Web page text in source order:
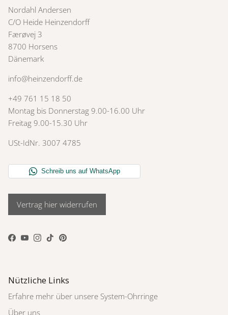
Nordahl Andersen
C/O Heide Heinzendorff
Færøvej 3
8700 Horsens
Dänemark
info@heinzendorff.de
+49 761 15 18 50
Montag bis Donnerstag 9.00-16.00 Uhr
Freitag 9.00-15.30 Uhr
USt-IdNr. 3007 4785
Vertrag hier widerrufen
Facebook
YouTube
Instagram
TikTokPinterest
Nützliche Links
Erfahre mehr über unsere System-Ohrringe
Über uns